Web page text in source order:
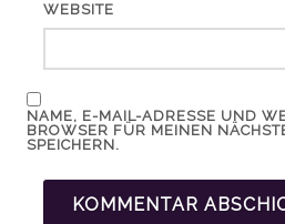
WEBSITE
NAME, E-MAIL-ADRESSE UND
BROWSER FÜR MEINEN
SPEICHERN.